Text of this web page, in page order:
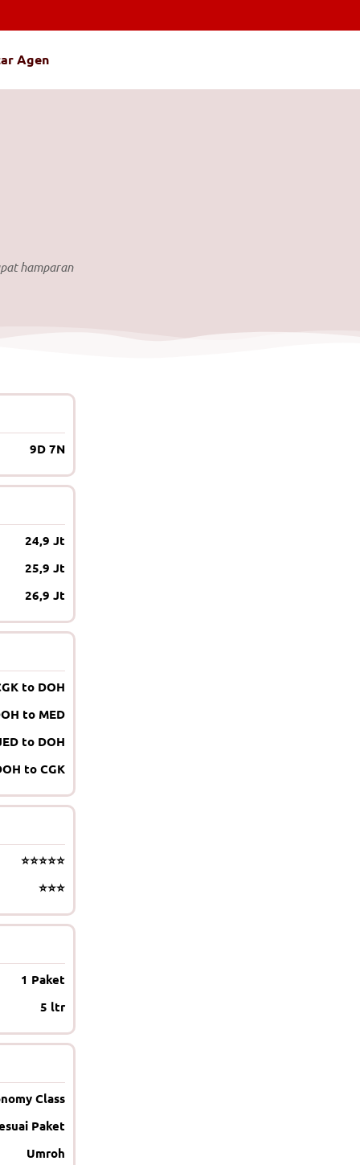
Agen
hamparan
9D 7N
24,9 Jt
25,9 Jt
26,9 Jt
to DOH
to MED
to DOH
to CGK
⭐⭐⭐⭐⭐
⭐⭐⭐
1 Paket
5 ltr
Class
Paket
Umroh